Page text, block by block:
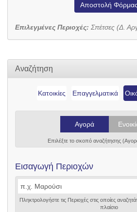
Αποστολή Φόρμας
Επιλεγμένες Περιοχές: Σπέτσες (Δ.
Αναζήτηση
Κατοικίες Επαγγελματικά
Αγορά
Επιλέξτε το σκοπό αναζήτησης
Εισαγωγή Περιοχών
Πληκτρολογήστε τις Περιοχές στις οποίες
πλαίσιο